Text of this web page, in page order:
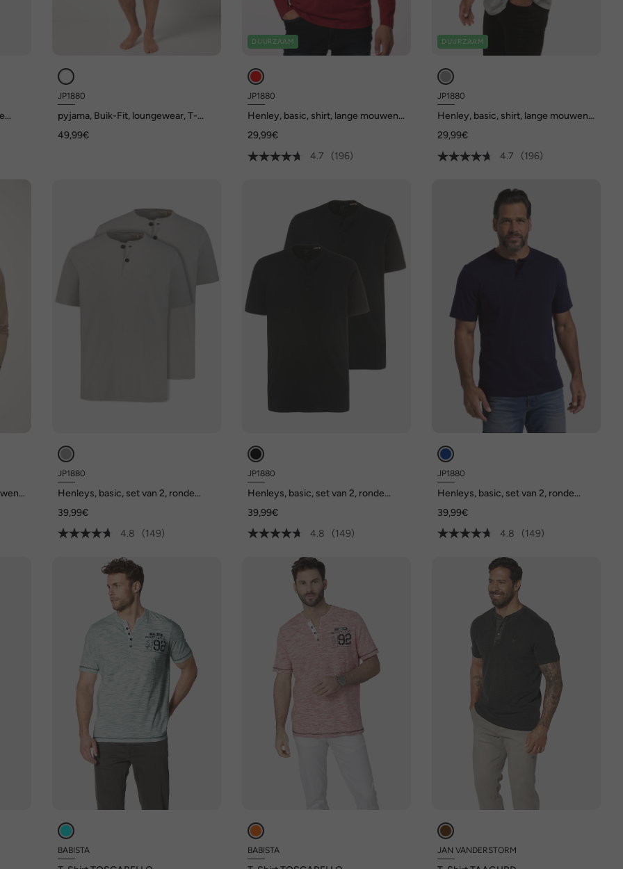
JP1880
pyjama, Buik-Fit, loungewear, T-
49,99€
DUURZAAM
JP1880
Henley, basic, shirt, lange mouwen,
29,99€
4.7
(196)
DUURZAAM
JP1880
Henley, basic, shirt, lange mouwen,
29,99€
4.7
(196)
JP1880
Henleys, basic, set van 2, ronde
39,99€
4.8
(149)
JP1880
Henleys, basic, set van 2, ronde
39,99€
4.8
(149)
JP1880
Henleys, basic, set van 2, ronde
39,99€
4.8
(149)
BABISTA BABISTA JAN VANDERSTORM